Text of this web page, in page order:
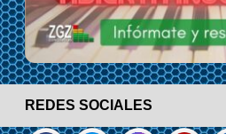
REDES SOCIALES